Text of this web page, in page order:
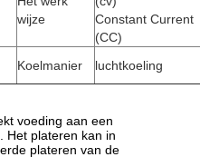
wijze
Constant Current
(CC)
Koelmanier luchtkoeling
voeding aan een
Het plateren kan in
plateren van de